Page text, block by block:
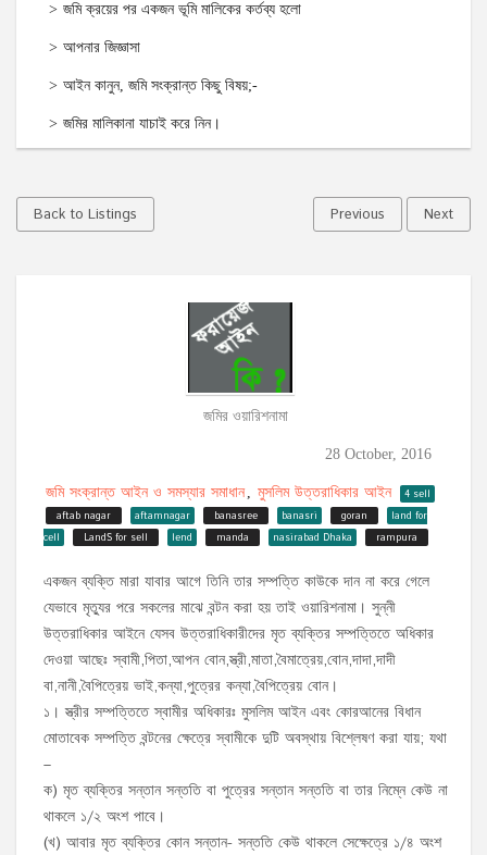
জমি ক্রয়ের পর একজন ভূমি মালিকের কর্তব্য হলো
আপনার জিজ্ঞাসা
আইন কানুন, জমি সংক্রান্ত কিছু বিষয়;-
জমির মালিকানা যাচাই করে নিন।
Back to Listings Previous Next
জমির ওয়ারিশনামা
28 October, 2016
জমি সংক্রান্ত আইন ও সমস্যার সমাধান মুসলিম উত্তরাধিকার আইন
4 sell
aftab nagar
aftamnagar banasree banasri goran
land for
cell
LandS for sell lend manda nasirabad Dhaka rampura
একজন ব্যক্তি মারা যাবার আগে তিনি তার সম্পত্তি কাউকে দান না করে গেলে
যেভাবে মৃত্যুর পরে সকলের মাঝে বন্টন করা হয় তাই ওয়ারিশনামা। সুন্নী
উত্তরাধিকার আইনে যেসব উত্তরাধিকারীদের মৃত ব্যক্তির সম্পত্তিতে অধিকার
দেওয়া আছেঃ স্বামী,পিতা,আপন বোন,স্ত্রী,মাতা,বৈমাত্রেয়,বোন,দাদা,দাদী
বা,নানী,বৈপিত্রেয় ভাই,কন্যা,পুত্রের কন্যা,বৈপিত্রেয় বোন।
১। স্ত্রীর সম্পত্তিতে স্বামীর অধিকারঃ মুসলিম আইন এবং কোরআনের বিধান
মোতাবেক সম্পত্তি বন্টনের ক্ষেত্রে স্বামীকে দুটি অবস্থায় বিশ্লেষণ করা যায়; যথা
–
ক) মৃত ব্যক্তির সন্তান সন্ততি বা পুত্রের সন্তান সন্ততি বা তার নিম্নে কেউ না
থাকলে ১/২ অংশ পাবে।
(খ) আবার মৃত ব্যক্তির কোন সন্তান- সন্ততি কেউ থাকলে সেক্ষেত্রে ১/৪ অংশ